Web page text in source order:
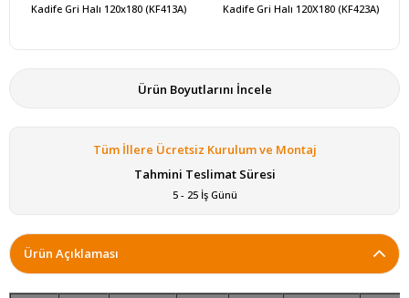
Kadife Gri Halı 120x180 (KF413A) Kadife Gri Halı 120X180 (KF423A)
Ürün Boyutlarını İncele
Tüm İllere Ücretsiz Kurulum ve Montaj
Tahmini Teslimat Süresi
5 - 25 İş Günü
Ürün Açıklaması